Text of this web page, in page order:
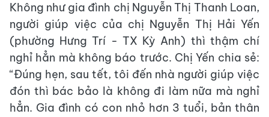
Không như gia đình chị Nguyễn Thị Thanh Loan,
người giúp việc của chị Nguyễn Thị Hải Yến
(phường Hưng Trí - TX Kỳ Anh) thì thậm chí
nghỉ hẳn mà không báo trước. Chị Yến chia sẻ:
“Đúng hẹn, sau tết, tôi đến nhà người giúp việc
đón thì bác bảo là không đi làm nữa mà nghỉ
hẳn. Gia đình có con nhỏ hơn 3 tuổi, bản thân